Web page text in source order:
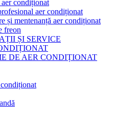
condiționat
aer condiționat
și mentenanță aer condiționat
freon
ȘI SERVICE
DE AER CONDIȚIONAT